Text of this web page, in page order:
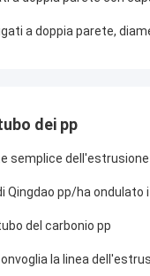
a doppia parete,
dei pp
semplice
Qingdao pp/ha
del carbonio pp
la linea